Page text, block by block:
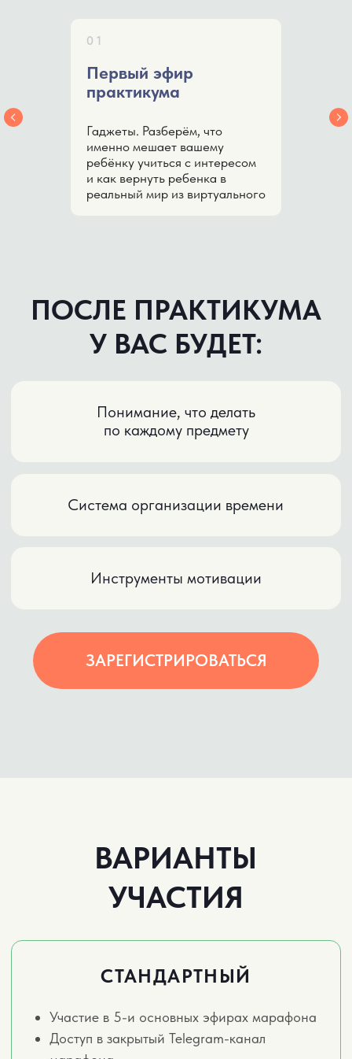
01
Первый эфир
практикума
Гаджеты. Разберём, что
именно мешает вашему
ребёнку учиться с интересом
и как вернуть ребенка в
реальный мир из виртуального